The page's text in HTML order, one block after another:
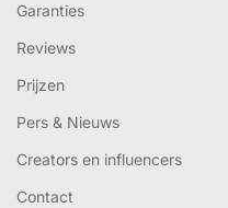
Garanties
Reviews
Prijzen
Pers & Nieuws
Creators en influencers
Contact